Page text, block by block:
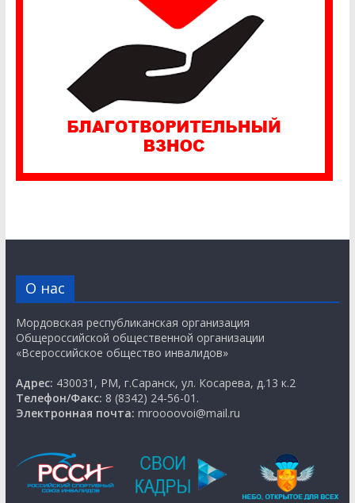
О нас
Мордовская республиканская организация
Общероссийской общественной организации
«Всероссийское общество инвалидов»
Адрес: 430031, РМ, г.Саранск, ул. Косарева, д.13 к.2
Телефон/Факс: 8 (8342) 24-56-01.
Электронная почта: mroooovoi@mail.ru